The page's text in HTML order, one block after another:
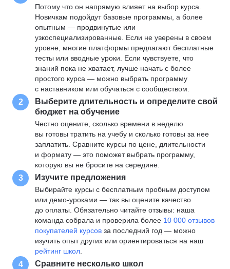
Потому что он напрямую влияет на выбор курса.
Новичкам подойдут базовые программы, а более
опытным — продвинутые или
узкоспециализированные. Если не уверены в своем
уровне, многие платформы предлагают бесплатные
тесты или вводные уроки. Если чувствуете, что
знаний пока не хватает, лучше начать с более
простого курса — можно выбрать программу
с наставником или обучаться с сообществом.
2
Выберите длительность и определите свой
бюджет на обучение
Честно оцените, сколько времени в неделю
вы готовы тратить на учебу и сколько готовы за нее
заплатить. Сравните курсы по цене, длительности
и формату — это поможет выбрать программу,
которую вы не бросите на середине.
3 Изучите предложения
Выбирайте курсы с бесплатным пробным доступом
или демо-уроками — так вы оцените качество
до оплаты. Обязательно читайте отзывы: наша
команда собрала и проверила более 10 000 отзывов
покупателей курсов за последний год — можно
изучить опыт других или ориентироваться на наш
рейтинг школ
4 Сравните несколько школ